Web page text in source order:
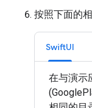
按照下面的
SwiftUI
在与演示